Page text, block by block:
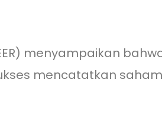
menyampaikan
mencatatkan